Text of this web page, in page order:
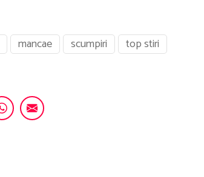
mancae scumpiri top stiri